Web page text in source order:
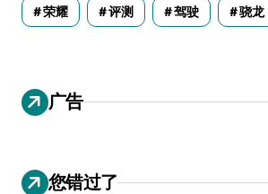
荣耀 评测 驾驶 骁龙
广告
您错过了